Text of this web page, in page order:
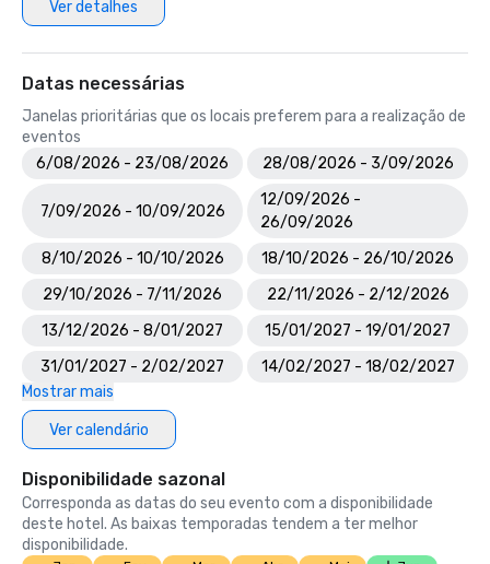
Ver detalhes
Datas necessárias
Janelas prioritárias que os locais preferem para a realização de
eventos
6/08/2026 - 23/08/2026
28/08/2026 - 3/09/2026
7/09/2026 - 10/09/2026
12/09/2026 -
26/09/2026
8/10/2026 - 10/10/2026
18/10/2026 - 26/10/2026
29/10/2026 - 7/11/2026
22/11/2026 - 2/12/2026
13/12/2026 - 8/01/2027
15/01/2027 - 19/01/2027
31/01/2027 - 2/02/2027
14/02/2027 - 18/02/2027
Mostrar mais
Ver calendário
Disponibilidade sazonal
Corresponda as datas do seu evento com a disponibilidade
deste hotel. As baixas temporadas tendem a ter melhor
disponibilidade.